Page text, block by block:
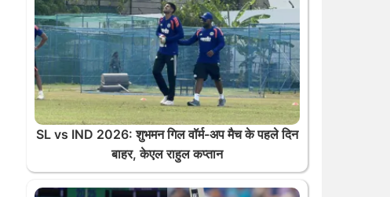
SL vs IND 2026: शुभमन गिल वॉर्म-अप मैच के पहले दिन
बाहर, केएल राहुल कप्तान